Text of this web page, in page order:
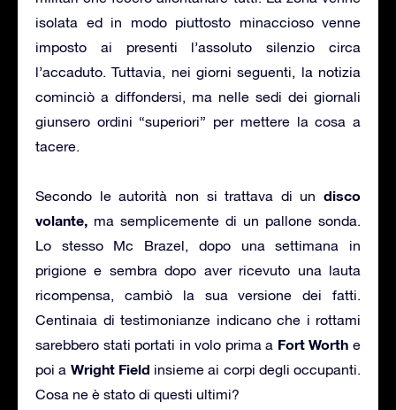
isolata ed in modo piuttosto minaccioso venne
imposto ai presenti l’assoluto silenzio circa
l’accaduto. Tuttavia, nei giorni seguenti, la notizia
cominciò a diffondersi, ma nelle sedi dei giornali
giunsero ordini “superiori” per mettere la cosa a
tacere.
Secondo le autorità non si trattava di un disco
volante, ma semplicemente di un pallone sonda.
Lo stesso Mc Brazel, dopo una settimana in
prigione e sembra dopo aver ricevuto una lauta
ricompensa, cambiò la sua versione dei fatti.
Centinaia di testimonianze indicano che i rottami
sarebbero stati portati in volo prima a Fort Worth e
poi a Wright Field insieme ai corpi degli occupanti.
Cosa ne è stato di questi ultimi?